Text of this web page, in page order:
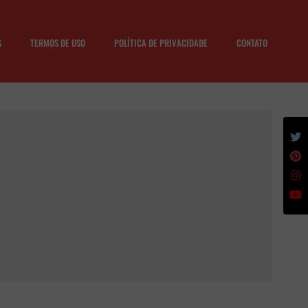
TERMOS DE USO POLÍTICA DE PRIVACIDADE CONTATO